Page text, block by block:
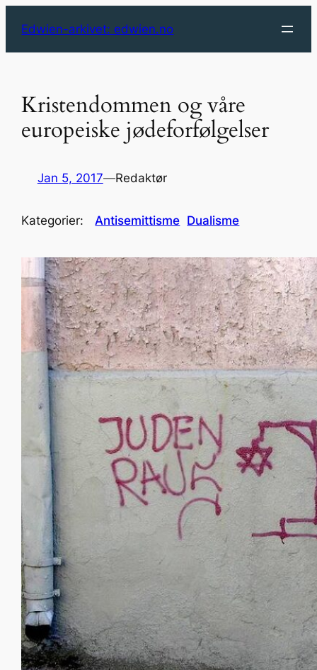
content
Edwien-arkivet: edwien.no
Kristendommen og våre
europeiske jødeforfølgelser
Jan 5, 2017—Redaktør
Kategorier: Antisemittisme Dualisme